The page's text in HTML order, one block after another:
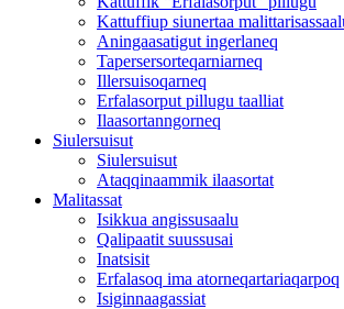
Kattuffiup siunertaa
Aningaasatigut ingerlaneq
Tapersersorteqarniarneq
Illersuisoqarneq
Erfalasorput pillugu taalliat
Ilaasortanngorneq
Siulersuisut
Siulersuisut
Ataqqinaammik ilaasortat
Malitassat
Isikkua angissusaalu
Qalipaatit suussusai
Inatsisit
Erfalasoq ima atorneqartariaqarpoq
Isiginnaagassiat